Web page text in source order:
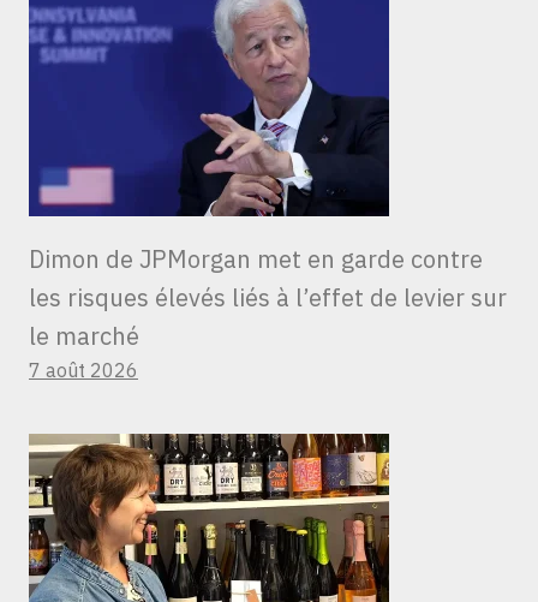
Dimon de JPMorgan met en garde contre
les risques élevés liés à l’effet de levier sur
le marché
7 août 2026